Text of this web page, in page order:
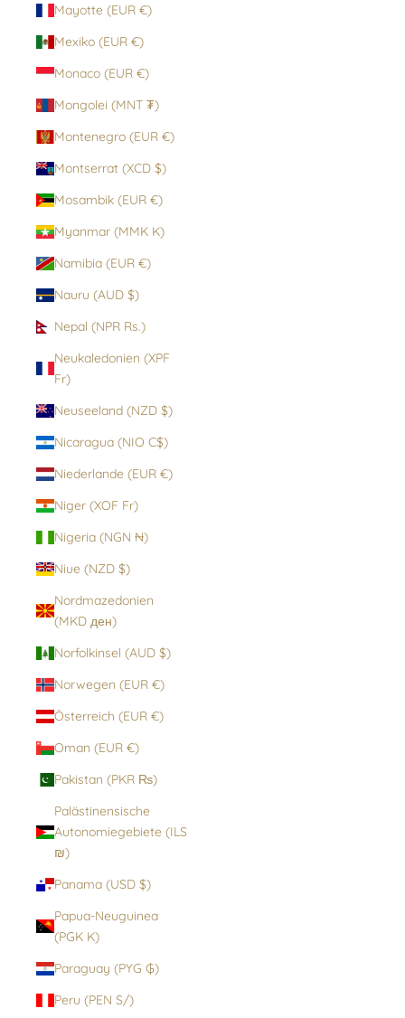
Mayotte (EUR €)
Mexiko (EUR €)
Monaco (EUR €)
Mongolei (MNT ₮)
Montenegro (EUR €)
Montserrat (XCD $)
Mosambik (EUR €)
Myanmar (MMK K)
Namibia (EUR €)
Nauru (AUD $)
Nepal (NPR Rs.)
Neukaledonien (XPF
Fr)
Neuseeland (NZD $)
Nicaragua (NIO C$)
Niederlande (EUR €)
Niger (XOF Fr)
Nigeria (NGN ₦)
Niue (NZD $)
Nordmazedonien
(MKD ден)
Norfolkinsel (AUD $)
Norwegen (EUR €)
Österreich (EUR €)
Oman (EUR €)
Pakistan (PKR ₨)
Palästinensische
Autonomiegebiete (ILS
₪)
Panama (USD $)
Papua-Neuguinea
(PGK K)
Paraguay (PYG ₲)
Peru (PEN S/)